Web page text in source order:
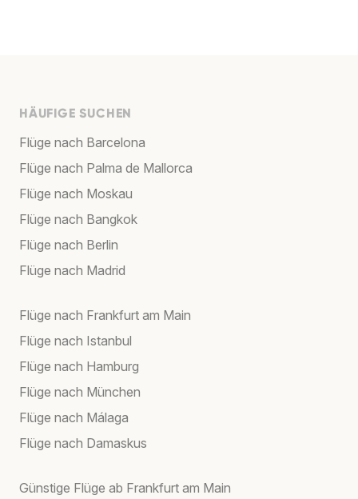
HÄUFIGE SUCHEN
Flüge nach Barcelona
Flüge nach Palma de Mallorca
Flüge nach Moskau
Flüge nach Bangkok
Flüge nach Berlin
Flüge nach Madrid
Flüge nach Frankfurt am Main
Flüge nach Istanbul
Flüge nach Hamburg
Flüge nach München
Flüge nach Málaga
Flüge nach Damaskus
Günstige Flüge ab Frankfurt am Main